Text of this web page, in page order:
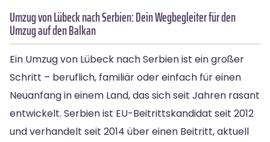
Umzug von Lübeck nach Serbien: Dein Wegbegleiter für den
Umzug auf den Balkan
Ein Umzug von Lübeck nach Serbien ist ein großer
Schritt – beruflich, familiär oder einfach für einen
Neuanfang in einem Land, das sich seit Jahren rasant
entwickelt. Serbien ist EU-Beitrittskandidat seit 2012
und verhandelt seit 2014 über einen Beitritt, aktuell